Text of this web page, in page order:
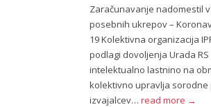
Zaračunavanje nadomestil
posebnih ukrepov –
19 Kolektivna organizacija
podlagi dovoljenja Urada RS
intelektualno lastnino na
kolektivno upravlja sorodne
izvajalcev… read more →